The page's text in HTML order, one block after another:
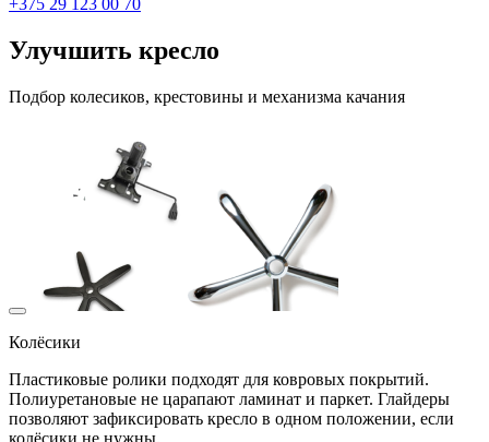
Улучшить кресло
Подбор колесиков, крестовины и механизма качания
Колёсики
Пластиковые ролики подходят для ковровых покрытий.
Полиуретановые не царапают ламинат и паркет. Глайдеры
позволяют зафиксировать кресло в одном положении, если
колёсики не нужны.